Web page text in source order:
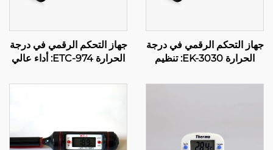
جهاز التحكم الرقمي في درجة
الحرارة EK-3030: تنظيم
للتطبيقات الصناعية والتجارية
جهاز التحكم الرقمي في درجة
الحرارة ETC-974: أداء عالي
للتطبيقات الصناعية